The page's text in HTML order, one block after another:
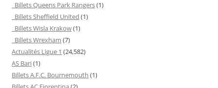
Billets Queens Park Rangers(1)
Billets Sheffield United (1)
Billets Wisla Krakow(1)
Billets Wrexham (7)
Actualités Ligue 1 (24,582)
AS Bari(1)
Billets A.F.C. Bournemouth (1)